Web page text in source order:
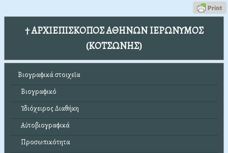
† ΑΡΧΙΕΠΙΣΚΟΠΟΣ ΑΘΗΝΩΝ ΙΕΡΩΝΥΜΟΣ
(ΚΟΤΣΩΝΗΣ)
Βιογραφικά στοιχεῖα
Βιογραφικό
Ἰδιόχειρος Διαθήκη
Αὐτοβιογραφικά
Προσωπικότητα